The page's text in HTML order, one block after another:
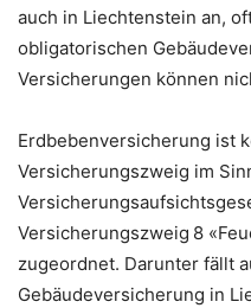
auch in Liechtenstein an,
obligatorischen
Versicherungen können
Erdbebenversicherung ist
Versicherungszweig im
Versicherungszweig 8
zugeordnet. Darunter fällt
Gebäudeversicherung in